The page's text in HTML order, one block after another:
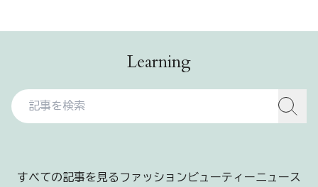
Learning
すべての記事を見る ファッションビューティーニュース